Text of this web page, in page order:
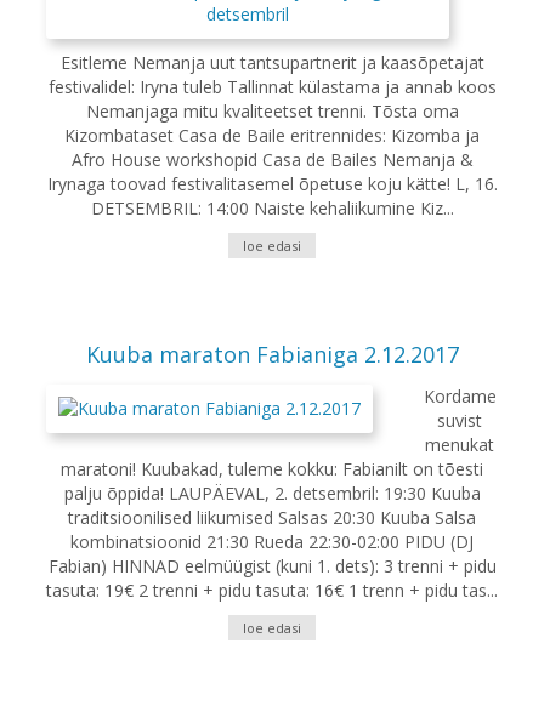
Esitleme Nemanja uut tantsupartnerit ja kaasõpetajat
festivalidel: Iryna tuleb Tallinnat külastama ja annab koos
Nemanjaga mitu kvaliteetset trenni. Tõsta oma
Kizombataset Casa de Baile eritrennides: Kizomba ja
Afro House workshopid Casa de Bailes Nemanja &
Irynaga toovad festivalitasemel õpetuse koju kätte! L, 16.
DETSEMBRIL: 14:00 Naiste kehaliikumine Kiz...
loe edasi
Kuuba maraton Fabianiga 2.12.2017
Kordame
suvist
menukat
maratoni! Kuubakad, tuleme kokku: Fabianilt on tõesti
palju õppida! LAUPÄEVAL, 2. detsembril: 19:30 Kuuba
traditsioonilised liikumised Salsas 20:30 Kuuba Salsa
kombinatsioonid 21:30 Rueda 22:30-02:00 PIDU (DJ
Fabian) HINNAD eelmüügist (kuni 1. dets): 3 trenni + pidu
tasuta: 19€ 2 trenni + pidu tasuta: 16€ 1 trenn + pidu tas...
loe edasi